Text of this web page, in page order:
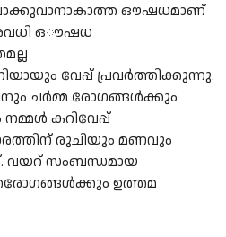
ഔഷധമാണ്
ഒൗഷധ
വേപ്പ് പ്രവർത്തിക്കുന്നു.
ച‍ർമ്മ രോഗങ്ങൾക്കും
കറിവേപ്പ്
രുചിയും മണവും
വയറ് സംബന്ധമായ
ഉത്തമ